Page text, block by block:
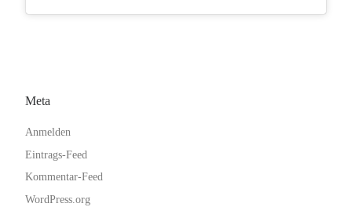
Meta
Anmelden
Eintrags-Feed
Kommentar-Feed
WordPress.org